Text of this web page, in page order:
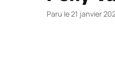
Paru le 21 janvier